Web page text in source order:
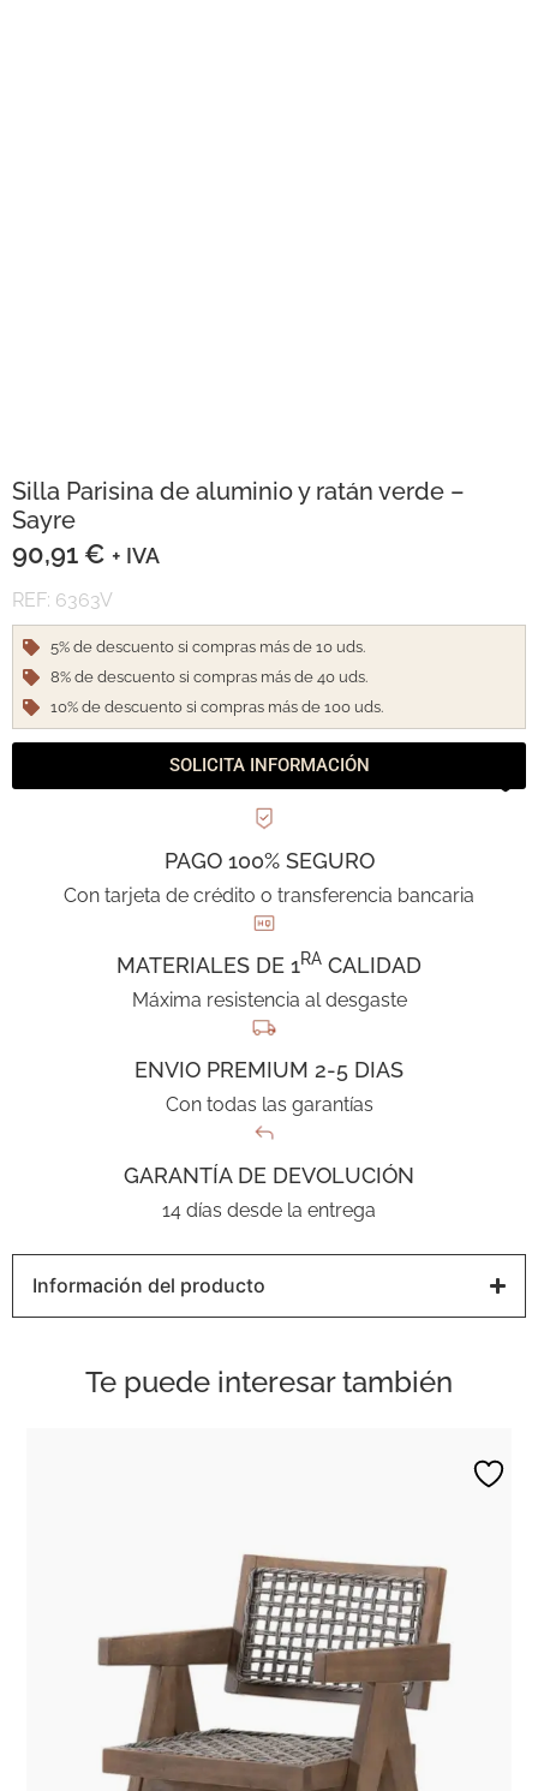
Silla Parisina de aluminio y ratán verde –
Sayre
90,91 € + IVA
REF: 6363V
5% de descuento si compras más de 10 uds.
8% de descuento si compras más de 40 uds.
10% de descuento si compras más de 100 uds.
SOLICITA INFORMACIÓN
PAGO 100% SEGURO
Con tarjeta de crédito o transferencia bancaria
MATERIALES DE 1RA CALIDAD
Máxima resistencia al desgaste
ENVIO PREMIUM 2-5 DIAS
Con todas las garantías
GARANTÍA DE DEVOLUCIÓN
14 días desde la entrega
Información del producto
Te puede interesar también